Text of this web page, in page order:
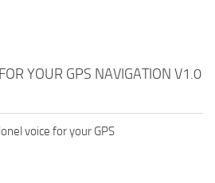
YOUR GPS NAVIGATION V1.0
voice for your GPS